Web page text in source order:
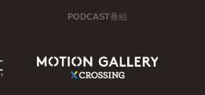
PODCAST番組